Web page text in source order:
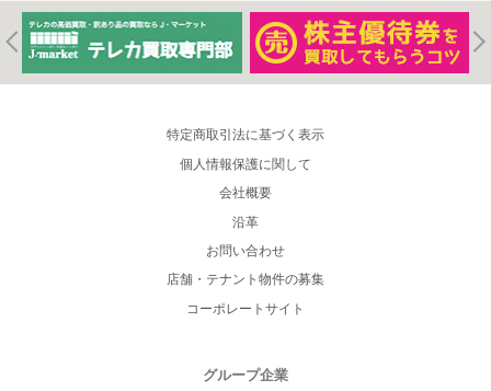
特定商取引法に基づく表示
個人情報保護に関して
会社概要
沿革
お問い合わせ
店舗・テナント物件の募集
コーポレートサイト
グループ企業